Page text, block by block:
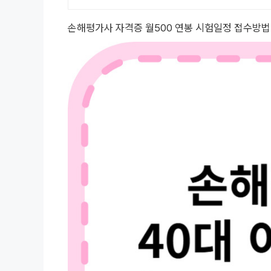
손해평가사 자격증 월500 연봉 시험일정 접수방